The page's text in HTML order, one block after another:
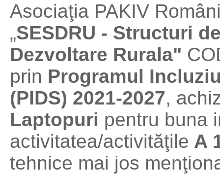
Asociaţia PAKIV
„SESDRU - Structuri
Dezvoltare Rurala"
prin Programul
(PIDS) 2021-2027,
Laptopuri pentru buna
activitatea/activităţile A
tehnice mai jos